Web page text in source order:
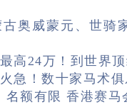
古奥威蒙元、世
高24万！到世界
急！数十家马术
名额有限 香港赛